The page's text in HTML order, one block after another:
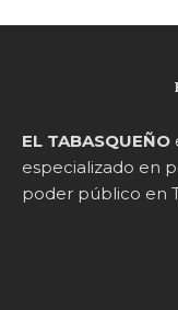
EL TABASQUEÑO
especializado en
poder público en